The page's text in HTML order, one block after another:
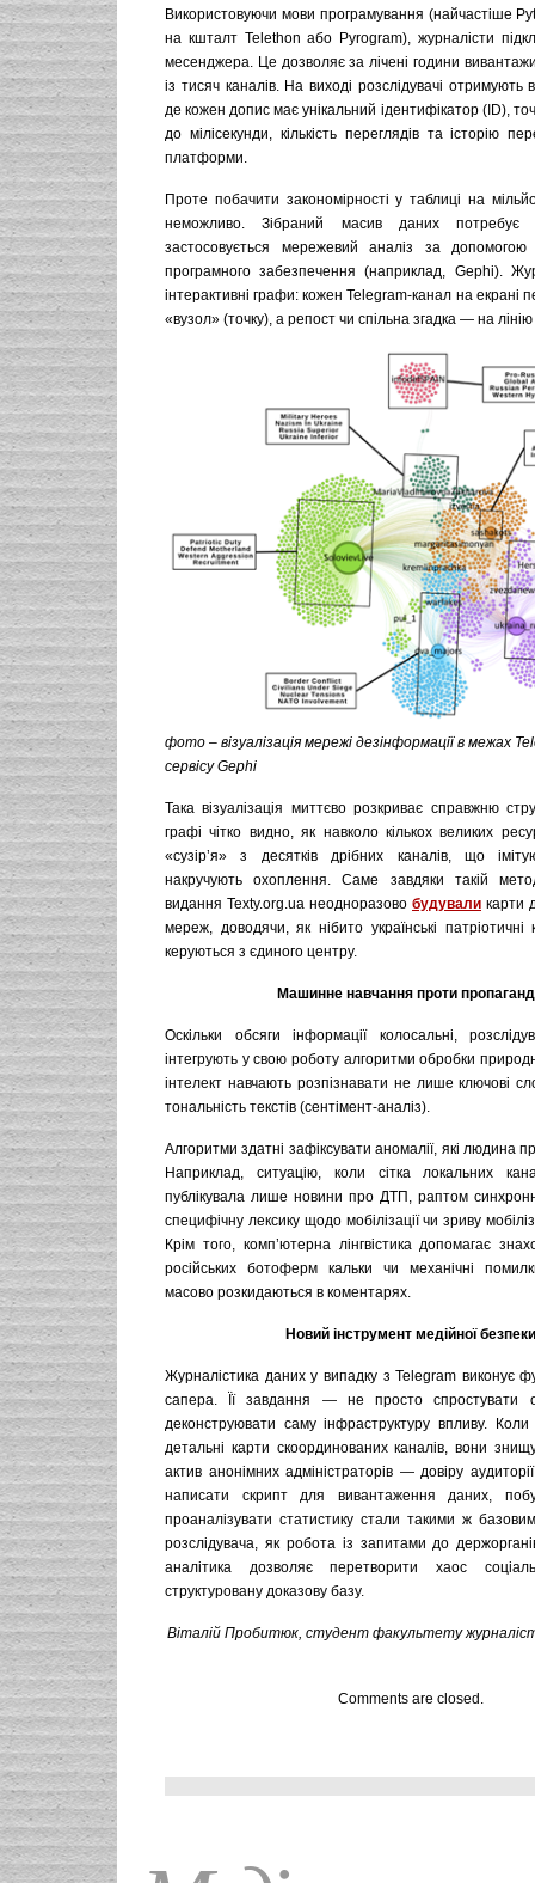
Використовуючи мови програмування (найчастіше
на кшталт Telethon або Pyrogram), журналісти
месенджера. Це дозволяє за лічені години
із тисяч каналів. На виході розслідувачі отримують
де кожен допис має унікальний ідентифікатор (ID),
до мілісекунди, кількість переглядів та історію
платформи.
Проте побачити закономірності у таблиці на
неможливо. Зібраний масив даних потребує
застосовується мережевий аналіз за допомогою
програмного забезпечення (наприклад, Gephi).
інтерактивні графи: кожен Telegram-канал на екрані
«вузол» (точку), а репост чи спільна згадка — на лінію
фото – візуалізація мережі дезінформації в межах
сервісу Gephi
Така візуалізація миттєво розкриває справжню
графі чітко видно, як навколо кількох великих
«сузір’я» з десятків дрібних каналів, що
накручують охоплення. Саме завдяки такій
видання Texty.org.ua неодноразово будували карти
мереж, доводячи, як нібито українські патріотичні
керуються з єдиного центру.
Машинне навчання проти
Оскільки обсяги інформації колосальні,
інтегрують у свою роботу алгоритми обробки
інтелект навчають розпізнавати не лише ключові
тональність текстів (сентімент-аналіз).
Алгоритми здатні зафіксувати аномалії, які людина
Наприклад, ситуацію, коли сітка локальних
публікувала лише новини про ДТП, раптом
специфічну лексику щодо мобілізації чи зриву
Крім того, комп’ютерна лінгвістика допомагає
російських ботоферм кальки чи механічні
масово розкидаються в коментарях.
Новий інструмент медійної безпеки
Журналістика даних у випадку з Telegram виконує
сапера. Її завдання — не просто спростувати
деконструювати саму інфраструктуру впливу. Коли
детальні карти скоординованих каналів, вони
актив анонімних адміністраторів — довіру
написати скрипт для вивантаження даних,
проаналізувати статистику стали такими ж
розслідувача, як робота із запитами до
аналітика дозволяє перетворити хаос
структуровану доказову базу.
Віталій Пробитюк, студент факультету
Comments are closed.